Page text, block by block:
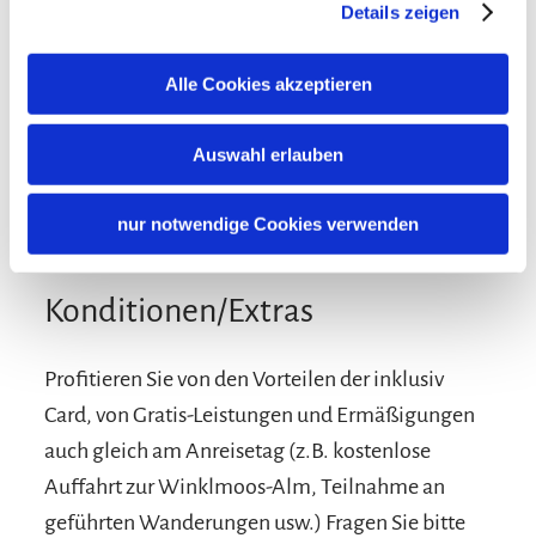
Details zeigen
Alle Cookies akzeptieren
Auswahl erlauben
nur notwendige Cookies verwenden
Konditionen/Extras
Profitieren Sie von den Vorteilen der inklusiv
Card, von Gratis-Leistungen und Ermäßigungen
auch gleich am Anreisetag (z.B. kostenlose
Auffahrt zur Winklmoos-Alm, Teilnahme an
geführten Wanderungen usw.) Fragen Sie bitte